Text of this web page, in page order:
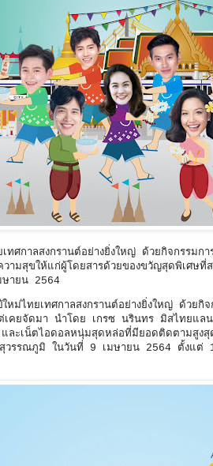
ทศกาลสงกรานต์อย่างยิ่งใหญ่ ด้วยกิจกรรม
วามสุขให้แก่ผู้โดยสารด้วยของขวัญสุดพิเศ
ษายน 2564
หม่ไทยเทศกาลสงกรานต์อย่างยิ่งใหญ่ ด้วย
เคยจัดมา นำโดย เกรซ นรินทร มิสไทย
น็ตไอดอลหนุ่มสุดหล่อที่มียอดติดตามสูงสุด
รณภูมิ ในวันที่ 9 เมษายน 2564 ตั้งแต่